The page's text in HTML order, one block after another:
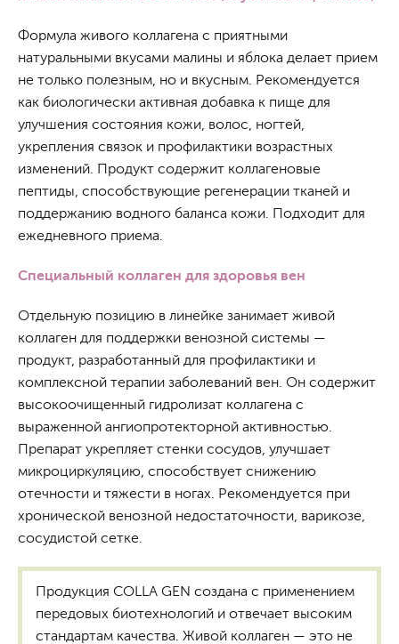
Формула живого коллагена с приятными
натуральными вкусами малины и яблока делает прием
не только полезным, но и вкусным. Рекомендуется
как биологически активная добавка к пище для
улучшения состояния кожи, волос, ногтей,
укрепления связок и профилактики возрастных
изменений. Продукт содержит коллагеновые
пептиды, способствующие регенерации тканей и
поддержанию водного баланса кожи. Подходит для
ежедневного приема.
Специальный коллаген для здоровья вен
Отдельную позицию в линейке занимает живой
коллаген для поддержки венозной системы —
продукт, разработанный для профилактики и
комплексной терапии заболеваний вен. Он содержит
высокоочищенный гидролизат коллагена с
выраженной ангиопротекторной активностью.
Препарат укрепляет стенки сосудов, улучшает
микроциркуляцию, способствует снижению
отечности и тяжести в ногах. Рекомендуется при
хронической венозной недостаточности, варикозе,
сосудистой сетке.
Продукция COLLA GEN создана с применением
передовых биотехнологий и отвечает высоким
стандартам качества. Живой коллаген — это не